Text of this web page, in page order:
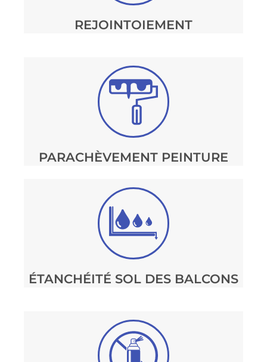
REJOINTOIEMENT
PARACHÈVEMENT PEINTURE
ÉTANCHÉITÉ SOL DES BALCONS